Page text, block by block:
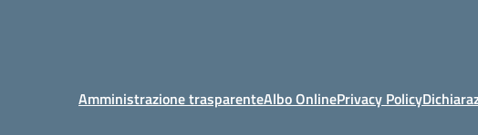
Amministrazione trasparenteAlbo OnlinePrivacy Policy